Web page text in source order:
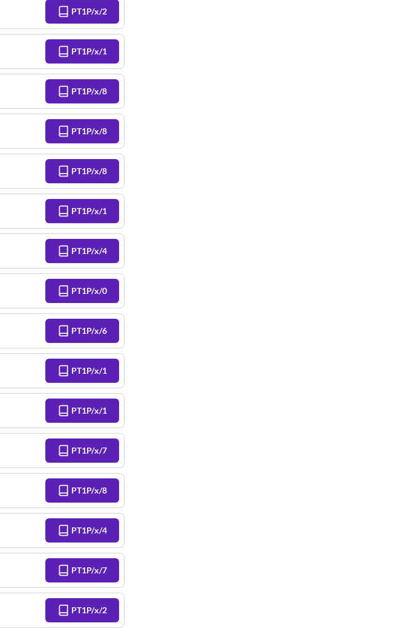
PT1P/x/2
PT1P/x/1
PT1P/x/8
PT1P/x/8
PT1P/x/8
PT1P/x/1
PT1P/x/4
PT1P/x/0
PT1P/x/6
PT1P/x/1
PT1P/x/1
PT1P/x/7
PT1P/x/8
PT1P/x/4
PT1P/x/7
PT1P/x/2